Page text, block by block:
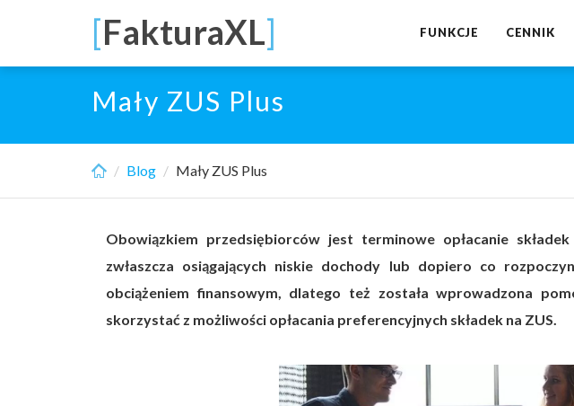
main
[FakturaXL] FUNKCJE CENNIK
Mały ZUS Plus
Blog Mały ZUS Plus
Obowiązkiem przedsiębiorców jest terminowe opłacanie
zwłaszcza osiągających niskie dochody lub dopiero co
obciążeniem finansowym, dlatego też została wprowadzona
skorzystać z możliwości opłacania preferencyjnych składek na ZUS.